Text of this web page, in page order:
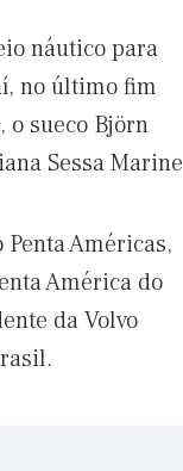
náutico para
no último fim
o sueco Björn
Sessa Marine
Américas,
América do
da Volvo